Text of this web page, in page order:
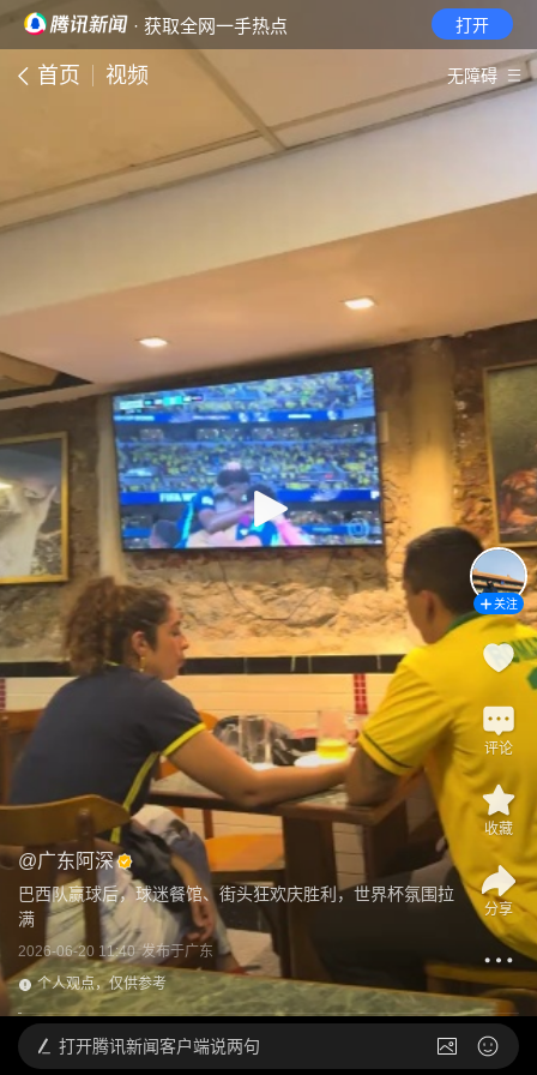
· 获取全网一手热点 打开
首页 视频 无障碍
@广东阿深
巴西队赢球后，球迷餐馆、街头狂欢庆胜利，世界杯氛围拉
满
2026-06-20 11:40 发布于广东
个人观点，仅供参考
关注
评论
收藏
分享
打开腾讯新闻客户端说两句